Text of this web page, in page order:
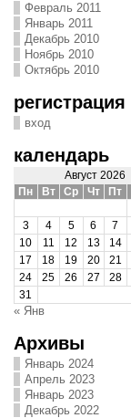
Февраль 2011
Январь 2011
Декабрь 2010
Ноябрь 2010
Октябрь 2010
регистрация
вход
календарь
Август 2026
Пн
Вт Ср Чт Пт
3
4 5 6 7
10
11 12 13 14
17
18 19 20 21
24
25 26 27 28
31
« Янв
Архивы
Январь 2024
Апрель 2023
Январь 2023
Декабрь 2022